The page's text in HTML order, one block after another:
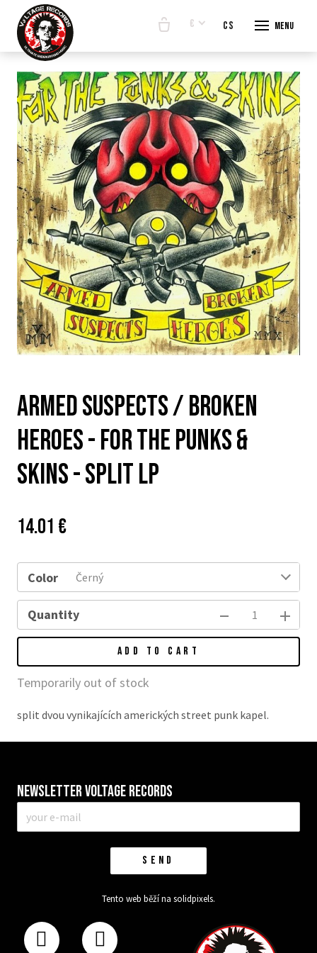
Menu
€ cs en
E-
BANDS
ABOUT
ARMED SUSPECTS / BROKEN
HEROES - For The Punks &
Skins - split LP
Price:
14.01 €
Color Černý
Quantity
ADD TO CART
Temporarily out of stock
split dvou vynikajících amerických street punk kapel.
Newsletter VOLTAGE RECORDS
mail
SEND
Tento web běží na solidpixels.